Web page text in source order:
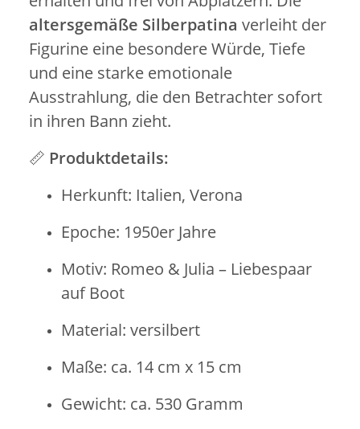
altersgemäße Silberpatina verleiht der
Figurine eine besondere Würde, Tiefe
und eine starke emotionale
Ausstrahlung, die den Betrachter sofort
in ihren Bann zieht.
📏 Produktdetails:
Herkunft: Italien, Verona
Epoche: 1950er Jahre
Motiv: Romeo & Julia – Liebespaar
auf Boot
Material: versilbert
Maße: ca. 14 cm x 15 cm
Gewicht: ca. 530 Gramm